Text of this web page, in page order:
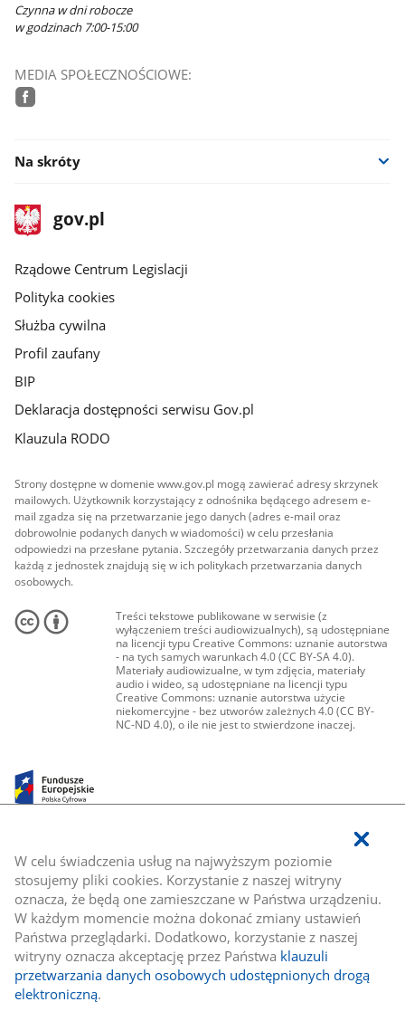
W celu świadczenia usług na najwyższym poziomie
stosujemy pliki cookies. Korzystanie z naszej witryny
oznacza, że będą one zamieszczane w Państwa urządzeniu.
W każdym momencie można dokonać zmiany ustawień
Państwa przeglądarki. Dodatkowo, korzystanie z naszej
witryny oznacza akceptację przez Państwa klauzuli
przetwarzania danych osobowych udostępnionych drogą
elektroniczną.
Czynna w dni robocze
w godzinach 7:00-15:00
MEDIA SPOŁECZNOŚCIOWE:
Na skróty
stopka
gov.plStrona
gov.pl
Rządowe Centrum Legislacji
Polityka cookies
Służba cywilna
Profil zaufany
BIP
Deklaracja dostępności serwisu Gov.pl
Klauzula RODO
Strony dostępne w domenie www.gov.pl mogą zawierać adresy skrzynek
mailowych. Użytkownik korzystający z odnośnika będącego adresem e-
mail zgadza się na przetwarzanie jego danych (adres e-mail oraz
dobrowolnie podanych danych w wiadomości) w celu przesłania
odpowiedzi na przesłane pytania. Szczegóły przetwarzania danych przez
każdą z jednostek znajdują się w ich politykach przetwarzania danych
osobowych.
Treści tekstowe publikowane w serwisie (z
wyłączeniem treści audiowizualnych), są udostępniane
na licencji typu Creative Commons: uznanie autorstwa
- na tych samych warunkach 4.0 (CC BY-SA 4.0).
Materiały audiowizualne, w tym zdjęcia, materiały
audio i wideo, są udostępniane na licencji typu
Creative Commons: uznanie autorstwa użycie
niekomercyjne - bez utworów zależnych 4.0 (CC BY-
NC-ND 4.0), o ile nie jest to stwierdzone inaczej.